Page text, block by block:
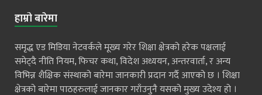
हाम्रो बारेमा
समृद्ध एड मिडिया नेटवर्कले मूख्य गरेर शिक्षा क्षेत्रको हरेक पक्षलाई
समेट्दै नीति नियम, फिचर कथा, विदेश अध्ययन, अन्तरवार्ता, र अन्य
विभिन्न शैक्षिक संस्थाको बारेमा जानकारी प्रदान गर्दै आएको छ । शिक्षा
क्षेत्रको बारेमा पाठहरुलाई जानकार गराँउनुनै यसको मुख्य उदेश्य हो ।